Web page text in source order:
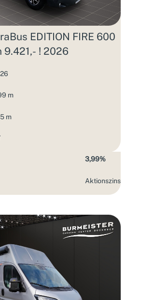
EDITION FIRE 600
9.421,- ! 2026
m
m
3,99%
Aktions­zins